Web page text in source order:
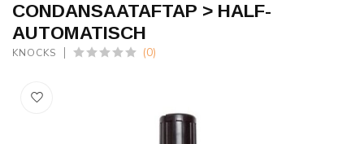
CONDANSAATAFTAP > HALF-
AUTOMATISCH
KNOCKS (0)